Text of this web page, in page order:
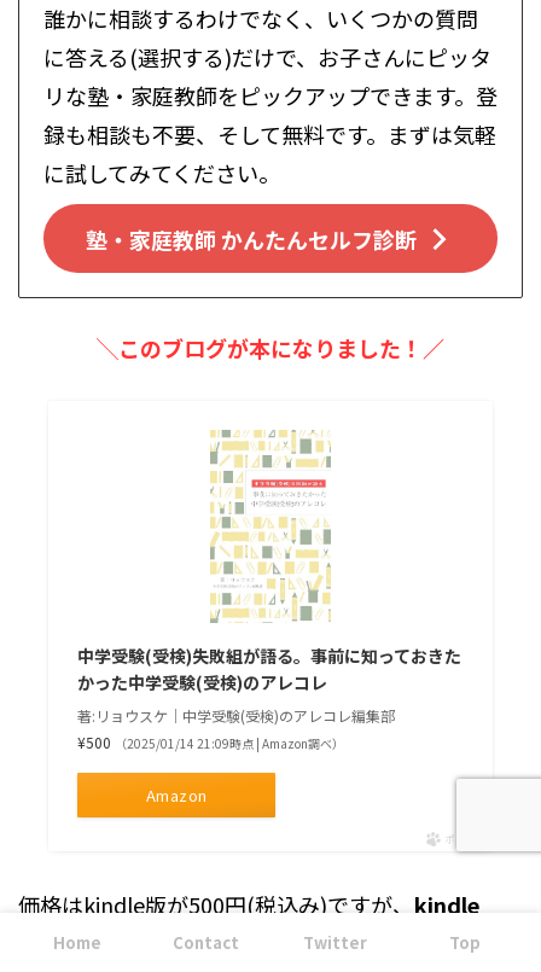
誰かに相談するわけでなく、いくつかの質問
に答える(選択する)だけで、お子さんにピッタ
リな塾・家庭教師をピックアップできます。登
録も相談も不要、そして無料です。まずは気軽
に試してみてください。
塾・家庭教師 かんたんセルフ診断
╲このブログが本になりました！／
中学受験(受検)失敗組が語る。事前に知っておきた
かった中学受験(受検)のアレコレ
著:リョウスケ｜中学受験(受検)のアレコレ編集部
¥500
（2025/01/14 21:09時点 | Amazon調べ）
Amazon
ポチップ
価格はkindle版が500円(税込み)ですが、 kindle
Unlimitedメンバーシップ
に含まれているので会員
Home Contact Twitter Top